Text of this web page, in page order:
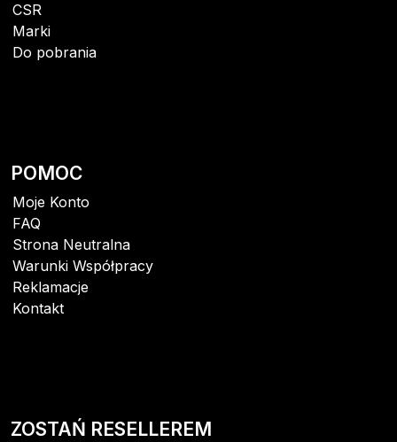
CSR
Marki
Do pobrania
POMOC
Moje Konto
FAQ
Strona Neutralna
Warunki Współpracy
Reklamacje
Kontakt
ZOSTAŃ RESELLEREM